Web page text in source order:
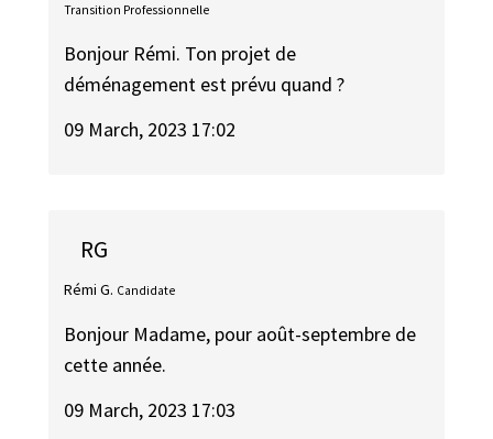
Transition Professionnelle
Bonjour Rémi. Ton projet de
déménagement est prévu quand ?
09 March, 2023 17:02
RG
Rémi G. Candidate
Bonjour Madame, pour août-septembre de
cette année.
09 March, 2023 17:03